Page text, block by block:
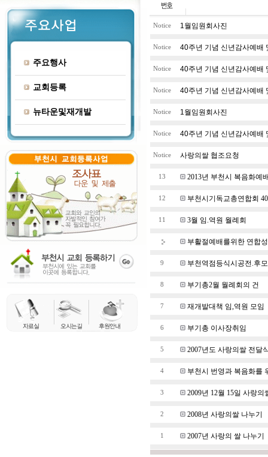
주요행사
교회등록
뉴타운및재개발
Notice 1월임원회사진
Notice 40주년 기념 신년감사예배
Notice 40주년 기념 신년감사예배
Notice 40주년 기념 신년감사예배
Notice 1월임원회사진
Notice 40주년 기념 신년감사예배
Notice 사랑의쌀 협조요청
13 2013년 부천시 복음화예
12 부천시기독교총연합회
11 3월 임.역원 월례회
부활절예배를위한 연합
9 부천역점등식시공전.후
8 부기총2월 월례회의 건
7 재개발대책 임,역원 모임
6 부기총 이사장취임
5 2007년도 사랑의쌀 전달
4 부천시 번영과 복음화를
3 2009년 12월 15일 사랑의
2 2008년 사랑의쌀 나누기
1 2007년 사랑의 쌀 나누기